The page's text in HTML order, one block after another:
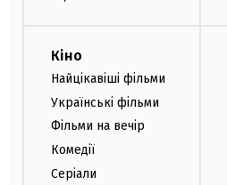
Кіно
Найцікавіші фільми
Українські фільми
Фільми на вечір
Комедії
Серіали